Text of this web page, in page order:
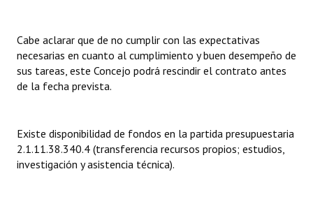
Datos Históricos
Premio al Mérito - Registro
Mujeres que Dejaron Huellas - Registro
Periodistas Decanos - Registro
Cabe aclarar que de no cumplir con las expectativas
necesarias en cuanto al cumplimiento y buen desempeño de
sus tareas, este Concejo podrá rescindir el contrato antes
de la fecha prevista.
Existe disponibilidad de fondos en la partida presupuestaria
2.1.11.38.340.4 (transferencia recursos propios; estudios,
investigación y asistencia técnica).